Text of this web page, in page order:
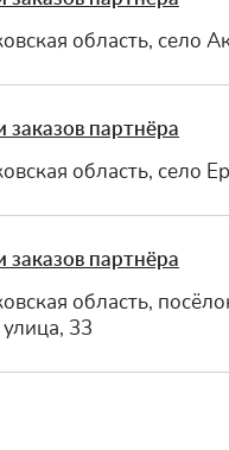
область, село
партнёра
область, село
партнёра
область,
33